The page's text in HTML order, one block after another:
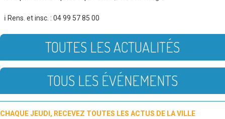
ℹ️ Rens. et insc. : 04 99 57 85 00
TOUTES LES ACTUALITÉS
TOUS LES ÉVÉNEMENTS
CHAQUE JEUDI, RECEVEZ TOUTES LES ACTUS DE LA VILLE